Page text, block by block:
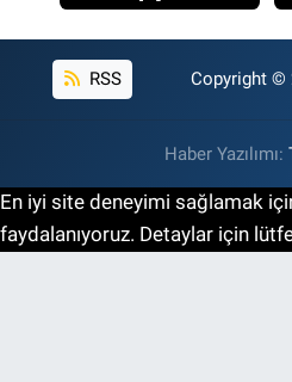
RSS Copyright ©
Haber Yazılımı:
En iyi site deneyimi sağlamak
faydalanıyoruz. Detaylar için